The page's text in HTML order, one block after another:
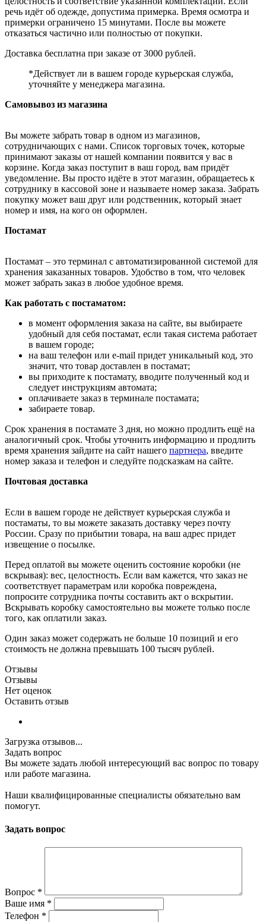
речь идёт об одежде, допустима примерка. Время осмотра и
примерки ограничено 15 минутами. После вы можете
отказаться частично или полностью от покупки.
Доставка бесплатна при заказе от 3000 рублей.
*Действует ли в вашем городе курьерская служба,
уточняйте у менеджера магазина.
Самовывоз из магазина
Вы можете забрать товар в одном из магазинов,
сотрудничающих с нами. Список торговых точек, которые
принимают заказы от нашей компании появится у вас в
корзине. Когда заказ поступит в ваш город, вам придёт
уведомление. Вы просто идёте в этот магазин, обращаетесь к
сотруднику в кассовой зоне и называете номер заказа. Забрать
покупку может ваш друг или родственник, который знает
номер и имя, на кого он оформлен.
Постамат
Постамат – это терминал с автоматизированной системой для
хранения заказанных товаров. Удобство в том, что человек
может забрать заказ в любое удобное время.
Как работать с постаматом:
в момент оформления заказа на сайте, вы выбираете
удобный для себя постамат, если такая система работает
в вашем городе;
на ваш телефон или e-mail придет уникальный код, это
значит, что товар доставлен в постамат;
вы приходите к постамату, вводите полученный код и
следует инструкциям автомата;
оплачиваете заказ в терминале постамата;
забираете товар.
Срок хранения в постамате 3 дня, но можно продлить ещё на
аналогичный срок. Чтобы уточнить информацию и продлить
время хранения зайдите на сайт нашего партнера, введите
номер заказа и телефон и следуйте подсказкам на сайте.
Почтовая доставка
Если в вашем городе не действует курьерская служба и
постаматы, то вы можете заказать доставку через почту
России. Сразу по прибытии товара, на ваш адрес придет
извещение о посылке.
Перед оплатой вы можете оценить состояние коробки (не
вскрывая): вес, целостность. Если вам кажется, что заказ не
соответствует параметрам или коробка повреждена,
попросите сотрудника почты составить акт о вскрытии.
Вскрывать коробку самостоятельно вы можете только после
того, как оплатили заказ.
Один заказ может содержать не больше 10 позиций и его
стоимость не должна превышать 100 тысяч рублей.
Отзывы
Отзывы
Нет оценок
Оставить отзыв
Загрузка отзывов...
Задать вопрос
Вы можете задать любой интересующий вас вопрос по товару
или работе магазина.
Наши квалифицированные специалисты обязательно вам
помогут.
Задать вопрос
Вопрос *
Ваше имя *
Телефон *